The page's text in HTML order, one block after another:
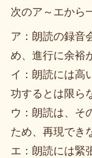
次のア～エから
ア：朗読の録音
め、進行に余裕
イ：朗読には高
功するとは限ら
ウ：朗読は、そ
ため、再現でき
エ：朗読には緊